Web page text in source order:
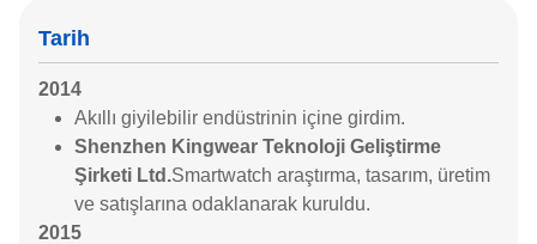
Tarih
2014
Akıllı giyilebilir endüstrinin içine girdim.
Shenzhen Kingwear Teknoloji Geliştirme
Şirketi Ltd.Smartwatch araştırma, tasarım, üretim
ve satışlarına odaklanarak kuruldu.
2015